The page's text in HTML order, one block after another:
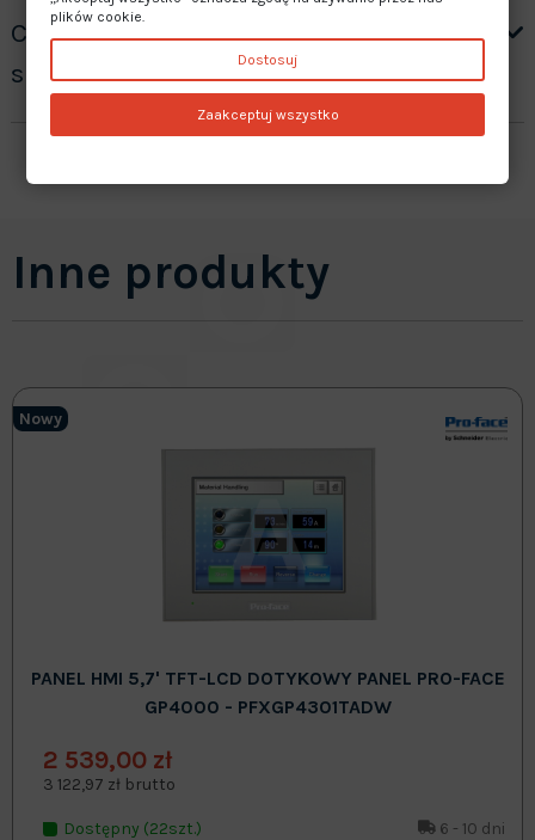
Czy oferujecie gwarancję na
sprzedawane produkty?
Inne produkty
Nowy
PANEL HMI 5,7' TFT-LCD DOTYKOWY PANEL PRO-FACE
GP4000 - PFXGP4301TADW
2 539,00 zł
3 122,97 zł brutto
Dostępny (22szt.) 6 - 10 dni
plików cookie.
Dostosuj
Zaakceptuj wszystko